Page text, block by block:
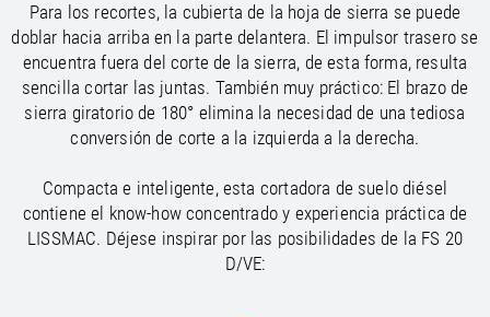
Para los recortes, la cubierta de la hoja de sierra se puede
doblar hacia arriba en la parte delantera. El impulsor trasero se
encuentra fuera del corte de la sierra, de esta forma, resulta
sencilla cortar las juntas. También muy práctico: El brazo de
sierra giratorio de 180° elimina la necesidad de una tediosa
conversión de corte a la izquierda a la derecha.
Compacta e inteligente, esta cortadora de suelo diésel
contiene el know-how concentrado y experiencia práctica de
LISSMAC. Déjese inspirar por las posibilidades de la FS 20
D/VE: